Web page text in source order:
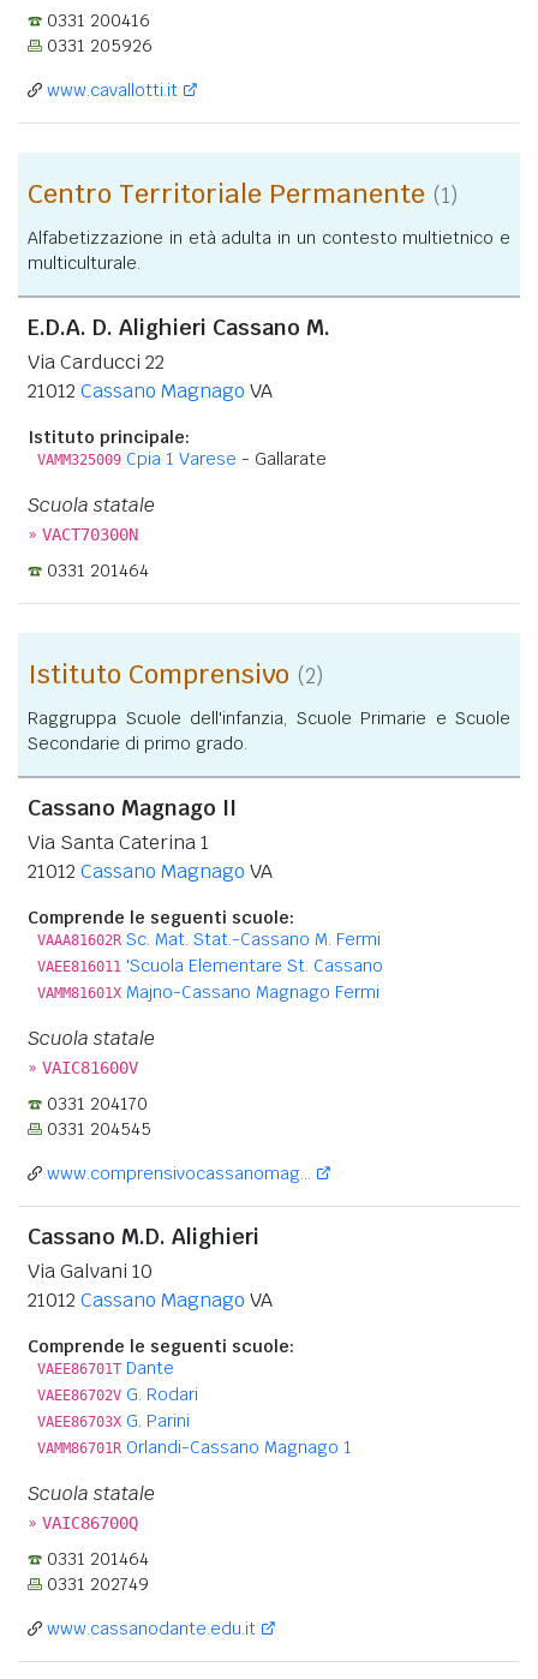
0331 200416
0331 205926
www.cavallotti.it
Centro Territoriale Permanente (1)
Alfabetizzazione in età adulta in un contesto multietnico e
multiculturale.
E.D.A. D. Alighieri Cassano M.
Via Carducci 22
21012 Cassano Magnago VA
Istituto principale:
VAMM325009 Cpia 1 Varese - Gallarate
Scuola statale
» VACT70300N
0331 201464
Istituto Comprensivo (2)
Raggruppa Scuole dell'infanzia, Scuole Primarie e Scuole
Secondarie di primo grado.
Cassano Magnago II
Via Santa Caterina 1
21012 Cassano Magnago VA
Comprende le seguenti scuole:
VAAA81602R Sc. Mat. Stat.-Cassano M. Fermi
VAEE816011 'Scuola Elementare St. Cassano
VAMM81601X Majno-Cassano Magnago Fermi
Scuola statale
» VAIC81600V
0331 204170
0331 204545
www.comprensivocassanomag...
Cassano M.D. Alighieri
Via Galvani 10
21012 Cassano Magnago VA
Comprende le seguenti scuole:
VAEE86701T Dante
VAEE86702V G. Rodari
VAEE86703X G. Parini
VAMM86701R Orlandi-Cassano Magnago 1
Scuola statale
» VAIC86700Q
0331 201464
0331 202749
www.cassanodante.edu.it